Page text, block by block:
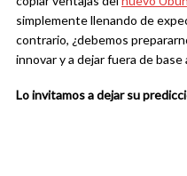
simplemente llenando de
contrario, ¿debemos
innovar y a dejar fuera de
Lo invitamos a dejar su